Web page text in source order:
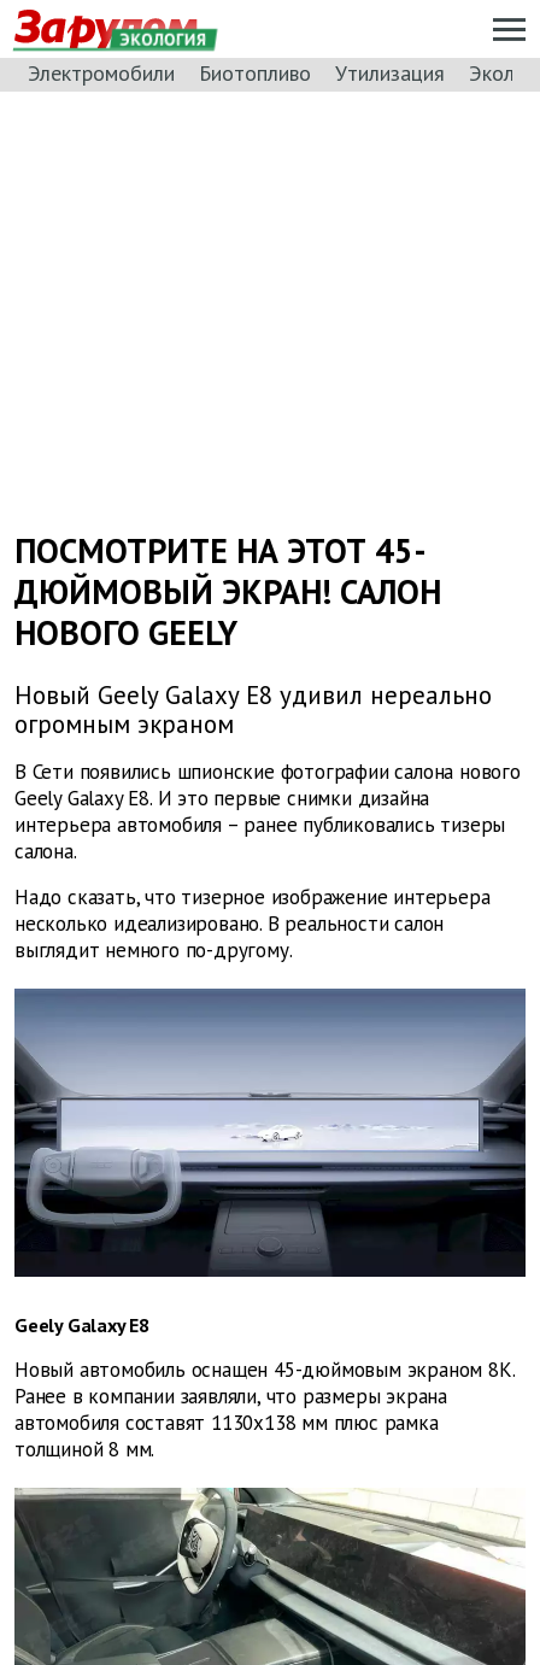
ЭКОЛОГИЯ
Электромобили Биотопливо Утилизация
ПОСМОТРИТЕ НА ЭТОТ 45-
ДЮЙМОВЫЙ ЭКРАН! САЛОН
НОВОГО GEELY
Новый Geely Galaxy E8 удивил нереально
огромным экраном
В Сети появились шпионские фотографии салона нового
Geely Galaxy E8. И это первые снимки дизайна
интерьера автомобиля – ранее публиковались тизеры
салона.
Надо сказать, что тизерное изображение интерьера
несколько идеализировано. В реальности салон
выглядит немного по-другому.
Geely Galaxy E8
Новый автомобиль оснащен 45-дюймовым экраном 8K.
Ранее в компании заявляли, что размеры экрана
автомобиля составят 1130х138 мм плюс рамка
толщиной 8 мм.